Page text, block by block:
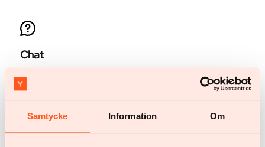
Samtycke Information Om
Chat
Start chat